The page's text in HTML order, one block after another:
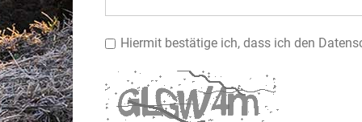
Hiermit bestätige ich, dass ich den